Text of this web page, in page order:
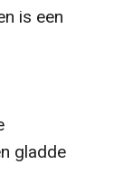
is een
gladde